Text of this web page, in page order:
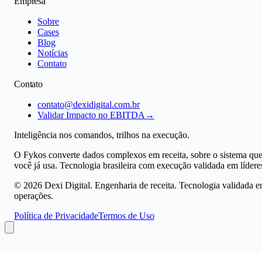
Sobre
Cases
Blog
Notícias
Contato
Contato
contato@dexidigital.com.br
Validar Impacto no EBITDA →
Inteligência nos comandos, trilhos na execução.
O Fykos converte dados complexos em receita, sobre o sistema que
você já usa. Tecnologia brasileira com execução validada em
© 2026 Dexi Digital. Engenharia de receita. Tecnologia validada
operações.
Política de PrivacidadeTermos de Uso